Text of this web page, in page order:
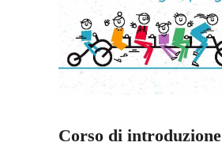
Corso di introduzione